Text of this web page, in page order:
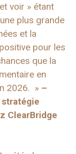
voir » étant
plus grande
et la
pour les
que la
en
2026. » –
ClearBridge